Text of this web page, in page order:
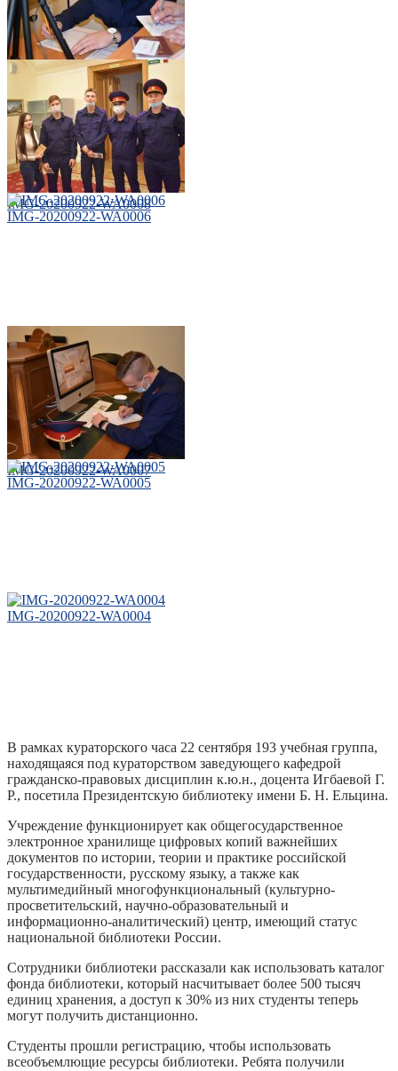
IMG-20200922-WA0009
IMG-20200922-WA0008
IMG-20200922-WA0006
IMG-20200922-WA0007
IMG-20200922-WA0005
IMG-20200922-WA0004
В рамках кураторского часа 22 сентября 193 учебная группа,
находящаяся под кураторством заведующего кафедрой
гражданско-правовых дисциплин к.ю.н., доцента Игбаевой Г.
Р., посетила Президентскую библиотеку имени Б. Н. Ельцина.
Учреждение функционирует как общегосударственное
электронное хранилище цифровых копий важнейших
документов по истории, теории и практике российской
государственности, русскому языку, а также как
мультимедийный многофункциональный (культурно-
просветительский, научно-образовательный и
информационно-аналитический) центр, имеющий статус
национальной библиотеки России.
Сотрудники библиотеки рассказали как использовать каталог
фонда библиотеки, который насчитывает более 500 тысяч
единиц хранения, а доступ к 30% из них студенты теперь
могут получить дистанционно.
Студенты прошли регистрацию, чтобы использовать
всеобъемлющие ресурсы библиотеки. Ребята получили